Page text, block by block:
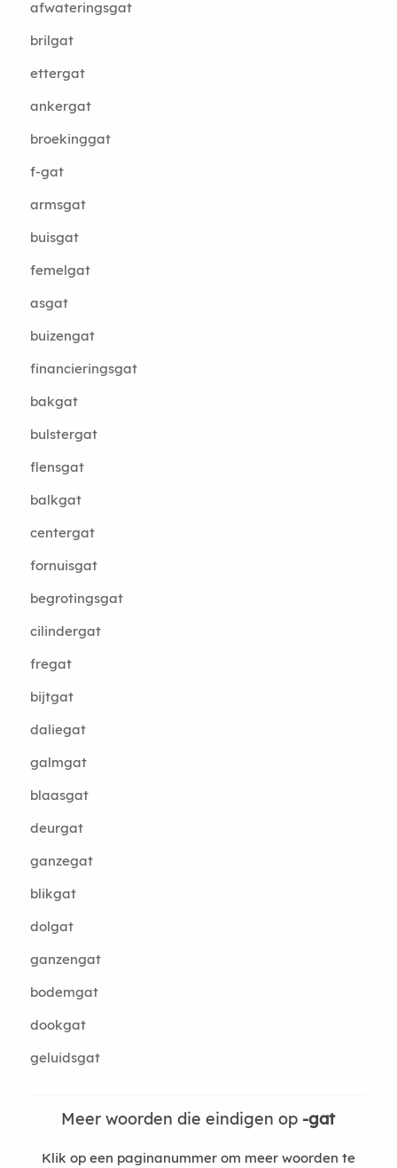
afwateringsgat
brilgat
ettergat
ankergat
broekinggat
f-gat
armsgat
buisgat
femelgat
asgat
buizengat
financieringsgat
bakgat
bulstergat
flensgat
balkgat
centergat
fornuisgat
begrotingsgat
cilindergat
fregat
bijtgat
daliegat
galmgat
blaasgat
deurgat
ganzegat
blikgat
dolgat
ganzengat
bodemgat
dookgat
geluidsgat
Meer woorden die eindigen op -gat
Klik op een paginanummer om meer woorden te